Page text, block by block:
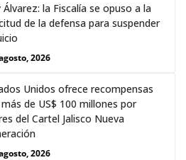
Álvarez: la Fiscalía se opuso a la
de la defensa para suspender
2026
Unidos ofrece recompensas
de US$ 100 millones por
del Cartel Jalisco Nueva
2026